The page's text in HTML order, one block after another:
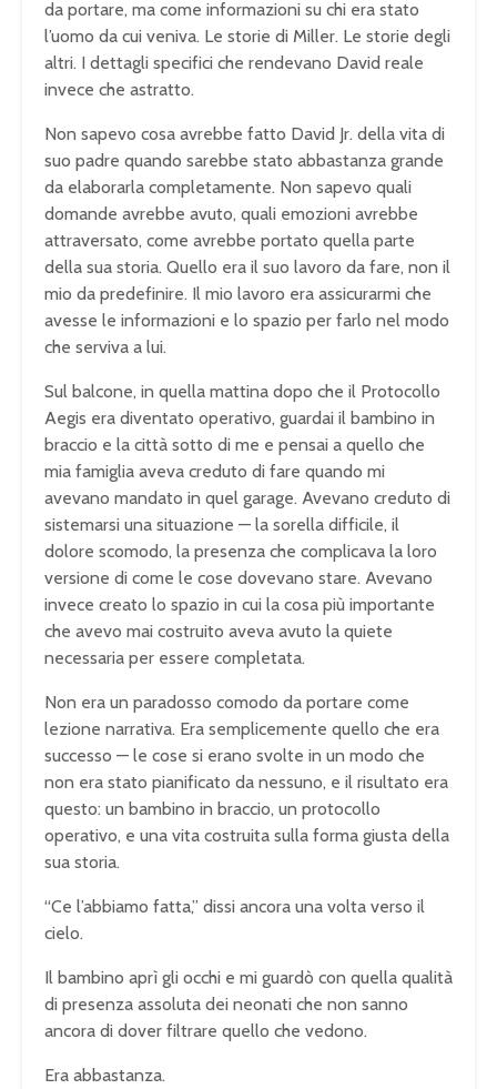
da portare, ma come informazioni su chi era stato
l’uomo da cui veniva. Le storie di Miller. Le storie degli
altri. I dettagli specifici che rendevano David reale
invece che astratto.
Non sapevo cosa avrebbe fatto David Jr. della vita di
suo padre quando sarebbe stato abbastanza grande
da elaborarla completamente. Non sapevo quali
domande avrebbe avuto, quali emozioni avrebbe
attraversato, come avrebbe portato quella parte
della sua storia. Quello era il suo lavoro da fare, non il
mio da predefinire. Il mio lavoro era assicurarmi che
avesse le informazioni e lo spazio per farlo nel modo
che serviva a lui.
Sul balcone, in quella mattina dopo che il Protocollo
Aegis era diventato operativo, guardai il bambino in
braccio e la città sotto di me e pensai a quello che
mia famiglia aveva creduto di fare quando mi
avevano mandato in quel garage. Avevano creduto di
sistemarsi una situazione — la sorella difficile, il
dolore scomodo, la presenza che complicava la loro
versione di come le cose dovevano stare. Avevano
invece creato lo spazio in cui la cosa più importante
che avevo mai costruito aveva avuto la quiete
necessaria per essere completata.
Non era un paradosso comodo da portare come
lezione narrativa. Era semplicemente quello che era
successo — le cose si erano svolte in un modo che
non era stato pianificato da nessuno, e il risultato era
questo: un bambino in braccio, un protocollo
operativo, e una vita costruita sulla forma giusta della
sua storia.
“Ce l’abbiamo fatta,” dissi ancora una volta verso il
cielo.
Il bambino aprì gli occhi e mi guardò con quella qualità
di presenza assoluta dei neonati che non sanno
ancora di dover filtrare quello che vedono.
Era abbastanza.